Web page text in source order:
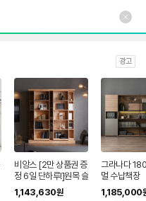
광고
비앙스 [2만 상품권 증
정 6일 단하루!]원목 슬
라이딩 1800 이중책
장(오픈형)
1,143,630원
그라나다
멀 수납책장
1,185,000